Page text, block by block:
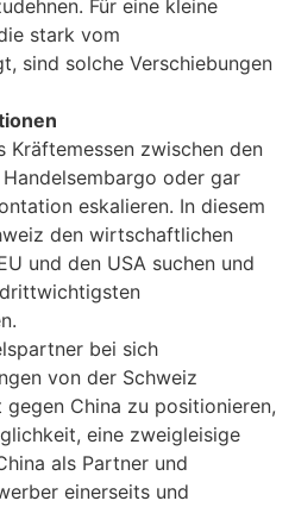
Für eine kleine
stark vom
sind solche Verschiebungen
Kräftemessen zwischen den
oder gar
eskalieren. In diesem
den wirtschaftlichen
und den USA suchen und
bei sich
von der Schweiz
China zu positionieren,
eine zweigleisige
als Partner und
einerseits und